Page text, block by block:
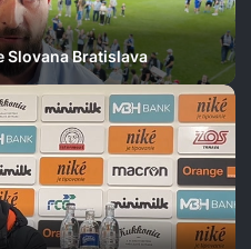
Slovana Bratislava